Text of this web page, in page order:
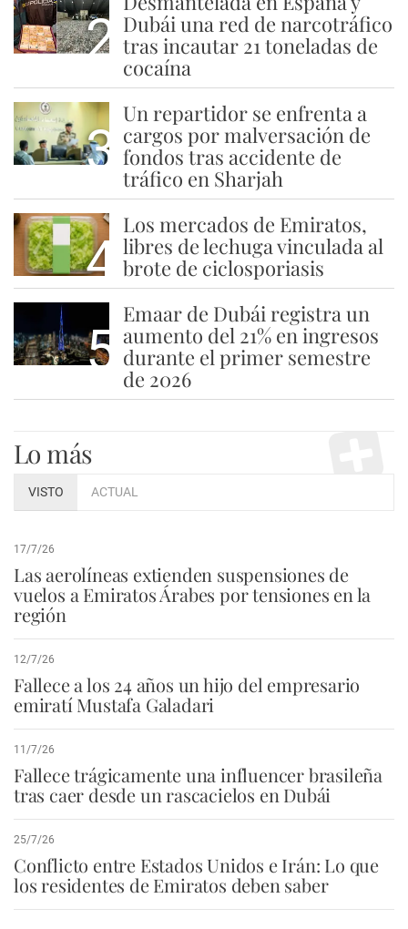
2 Dubái una red de narcotráfico
tras incautar 21 toneladas de
cocaína
3
Un repartidor se enfrenta a
cargos por malversación de
fondos tras accidente de
tráfico en Sharjah
4
Los mercados de Emiratos,
libres de lechuga vinculada al
brote de ciclosporiasis
5
Emaar de Dubái registra un
aumento del 21% en ingresos
durante el primer semestre
de 2026
Lo más
VISTO ACTUAL
17/7/26
Las aerolíneas extienden suspensiones de
vuelos a Emiratos Árabes por tensiones en la
región
12/7/26
Fallece a los 24 años un hijo del empresario
emiratí Mustafa Galadari
11/7/26
Fallece trágicamente una influencer brasileña
tras caer desde un rascacielos en Dubái
25/7/26
Conflicto entre Estados Unidos e Irán: Lo que
los residentes de Emiratos deben saber